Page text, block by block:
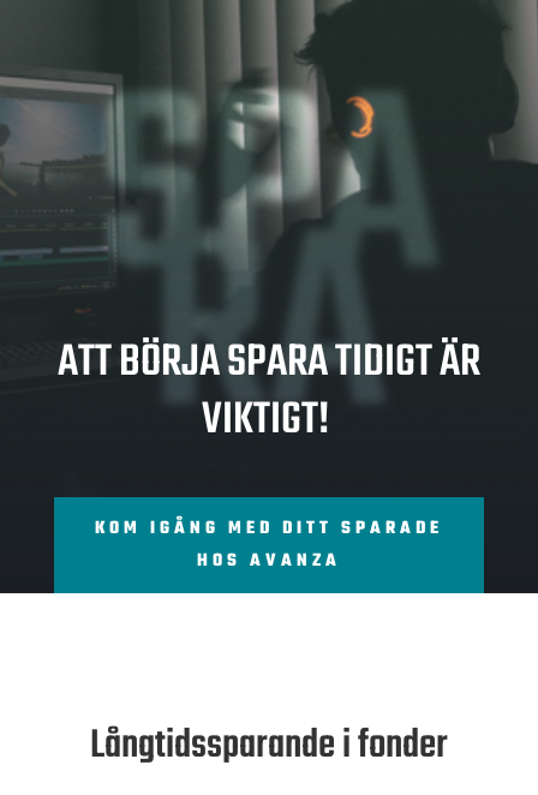
SPA
RA
ATT BÖRJA SPARA TIDIGT ÄR
VIKTIGT!
KOM IGÅNG MED DITT SPARADE
HOS AVANZA
Långtidssparande i fonder